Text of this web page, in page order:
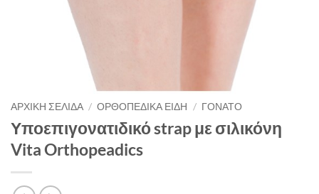
ΑΡΧΙΚΉ ΣΕΛΊΔΑ / ΟΡΘΟΠΕΔΙΚΑ ΕΙΔΗ / ΓΟΝΑΤΟ
Υποεπιγονατιδικό strap με σιλικόνη
Vita Orthopeadics